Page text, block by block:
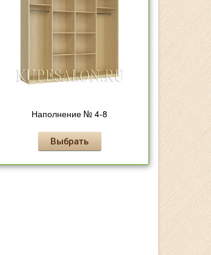
Наполнение № 4-8
Выбрать